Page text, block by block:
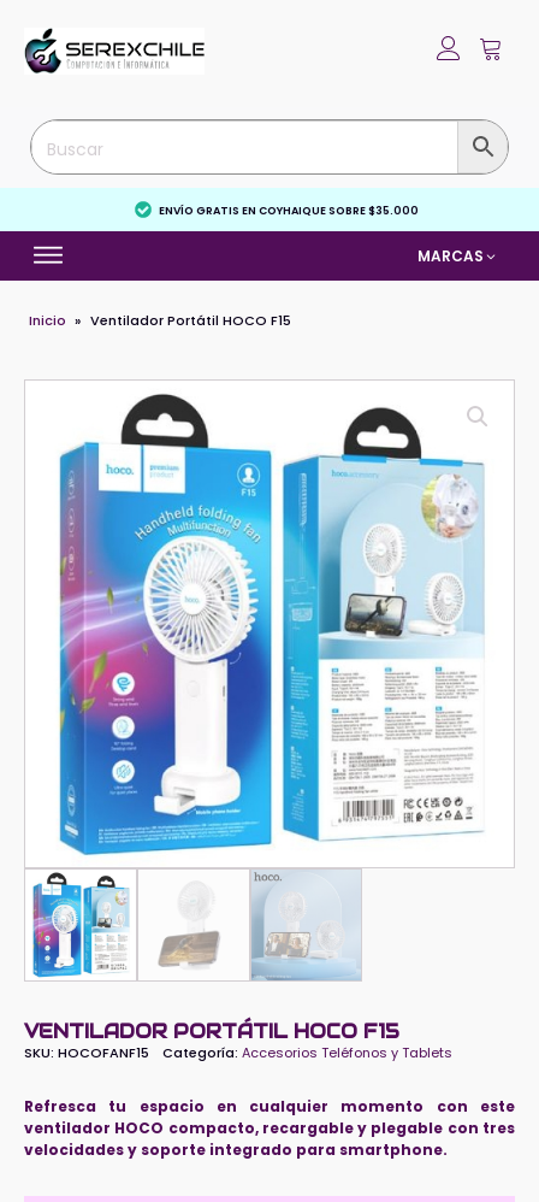
ENVÍO GRATIS EN COYHAIQUE SOBRE $35.000
MARCAS
Inicio » Ventilador Portátil HOCO F15
VENTILADOR PORTÁTIL HOCO F15
SKU: HOCOFANF15 Categoría: Accesorios Teléfonos y Tablets
Refresca tu espacio en cualquier momento con este
ventilador HOCO compacto, recargable y plegable con tres
velocidades y soporte integrado para smartphone.